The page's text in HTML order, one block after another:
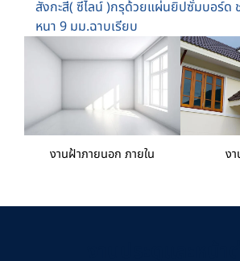
สังกะสี( ซีไลน์ )กรุด้วยแผ่นยิปซั่มบอร์ด
หนา 9 มม.ฉาบเรียบ
งานฝ้าภายนอก ภายใน ง